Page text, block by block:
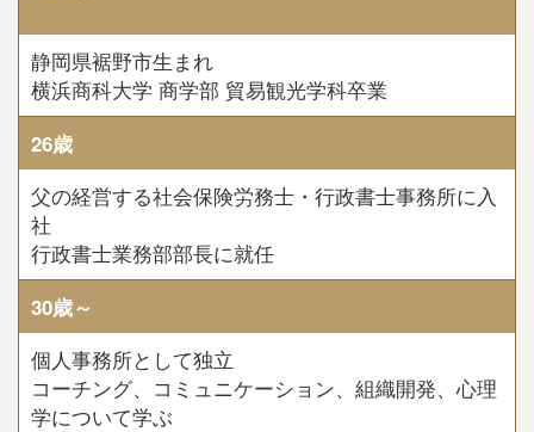
静岡県裾野市生まれ
横浜商科大学 商学部 貿易観光学科卒業
26歳
父の経営する社会保険労務士・行政書士事務所に入
社
行政書士業務部部長に就任
30歳～
個人事務所として独立
コーチング、コミュニケーション、組織開発、心理
学について学ぶ